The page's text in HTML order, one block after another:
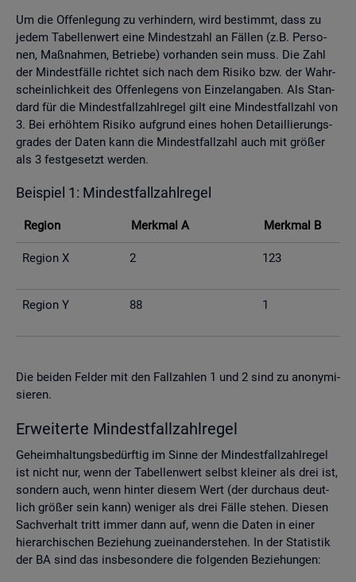
Um die Of­fen­le­gung zu ver­hin­dern, wird be­stimmt, dass zu
jedem Ta­bel­len­wert eine Min­dest­zahl an Fäl­len (z.B. Per­so­
nen, Maß­nah­men, Be­trie­be) vor­han­den sein muss. Die Zahl
der Min­dest­fäl­le rich­tet sich nach dem Ri­si­ko bzw. der Wahr­
schein­lich­keit des Of­fen­le­gens von Ein­zel­an­ga­ben. Als Stan­
dard für die Min­dest­fall­zahl­re­gel gilt eine Min­dest­fall­zahl von
3. Bei er­höh­tem Ri­si­ko auf­grund eines hohen De­tail­lie­rungs­
gra­des der Daten kann die Min­dest­fall­zahl auch mit grö­ßer
als 3 fest­ge­setzt wer­den.
Bei­spiel 1: Min­dest­fall­zahl­re­gel
Re­gi­on Merk­mal A Merk­mal B
Re­gi­on X 2 123
Re­gi­on Y 88 1
Die bei­den Fel­der mit den Fall­zah­len 1 und 2 sind zu an­ony­mi­
sie­ren.
Er­wei­ter­te Min­dest­fall­zahl­re­gel
Ge­heim­hal­tungs­be­dürf­tig im Sinne der Min­dest­fall­zahl­re­gel
ist nicht nur, wenn der Ta­bel­len­wert selbst klei­ner als drei ist,
son­dern auch, wenn hin­ter die­sem Wert (der durch­aus deut­
lich grö­ßer sein kann) we­ni­ger als drei Fälle ste­hen. Die­sen
Sach­ver­halt tritt immer dann auf, wenn die Daten in einer
hier­ar­chi­schen Be­zie­hung zu­ein­an­der­ste­hen. In der Sta­tis­tik
der BA sind das ins­be­son­de­re die fol­gen­den Be­zie­hun­gen: